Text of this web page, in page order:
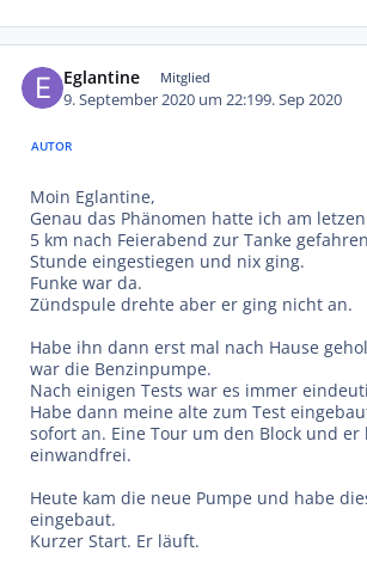
Eglantine Mitglied
9. September 2020 um 22:199. Sep 2020
AUTOR
Moin Eglantine,
Genau das Phänomen hatte ich am
5 km nach Feierabend zur Tanke
Stunde eingestiegen und nix ging.
Funke war da.
Zündspule drehte aber er ging nicht an.
Habe ihn dann erst mal nach Hause
war die Benzinpumpe.
Nach einigen Tests war es immer
Habe dann meine alte zum Test
sofort an. Eine Tour um den Block und
einwandfrei.
Heute kam die neue Pumpe und habe
eingebaut.
Kurzer Start. Er läuft.